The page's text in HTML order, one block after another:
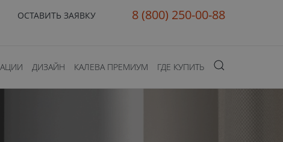
ОСТАВИТЬ ЗАЯВКУ 8 (800) 250-00-88
ДИЗАЙН КАЛЕВА ПРЕМИУМ ГДЕ КУПИТЬ